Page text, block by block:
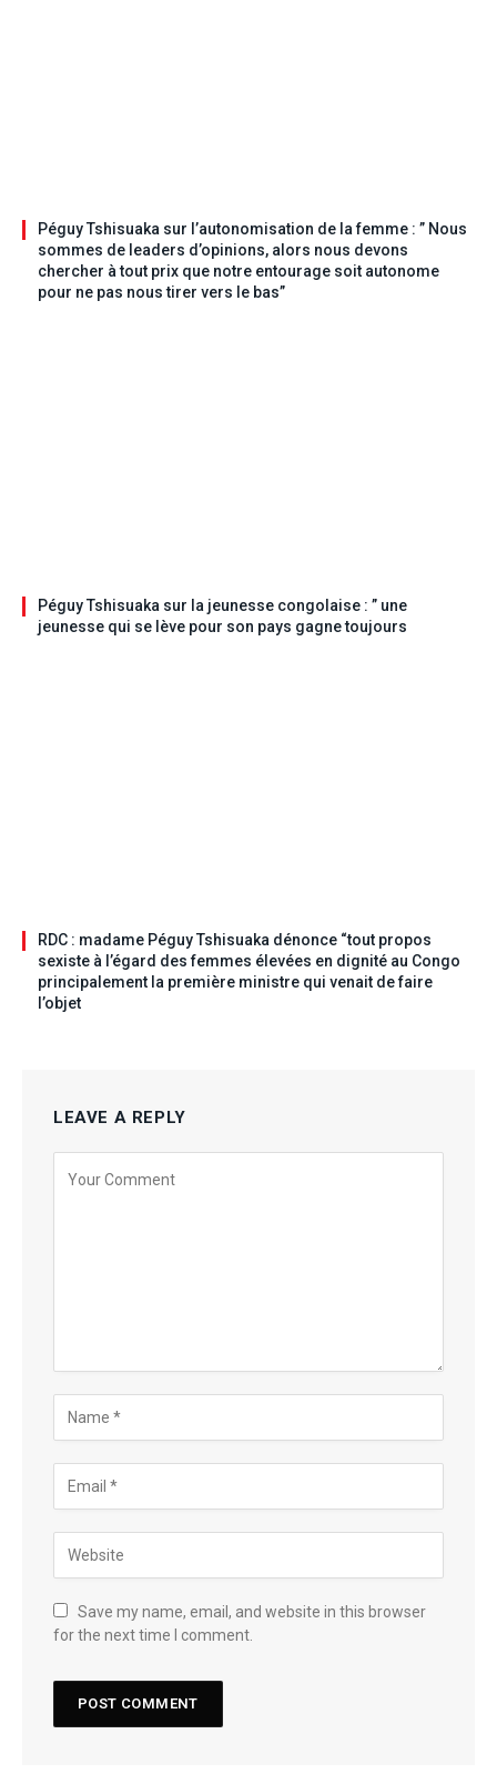
Péguy Tshisuaka sur l’autonomisation de la femme : ” Nous
sommes de leaders d’opinions, alors nous devons
chercher à tout prix que notre entourage soit autonome
pour ne pas nous tirer vers le bas”
Péguy Tshisuaka sur la jeunesse congolaise : ” une
jeunesse qui se lève pour son pays gagne toujours
RDC : madame Péguy Tshisuaka dénonce “tout propos
sexiste à l’égard des femmes élevées en dignité au Congo
principalement la première ministre qui venait de faire
l’objet
LEAVE A REPLY
Save my name, email, and website in this browser
for the next time I comment.